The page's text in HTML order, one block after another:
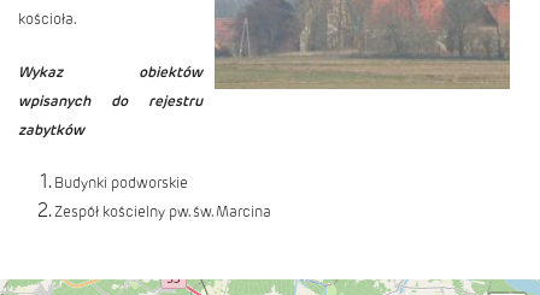
kościoła.
Wykaz obiektów
wpisanych do rejestru
zabytków
Budynki podworskie
Zespół kościelny pw. św. Marcina